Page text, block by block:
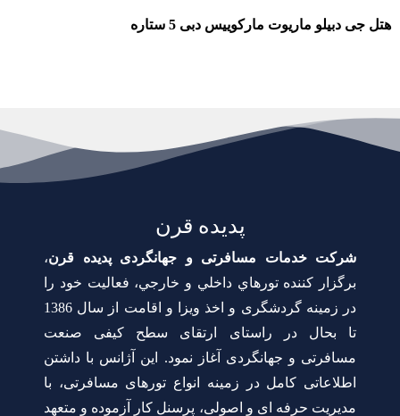
هتل جی دبیلو ماریوت مارکوییس دبی 5 ستاره
پدیده قرن
شرکت خدمات مسافرتی و جهانگردی پدیده قرن،
برگزار كننده تورهاي داخلي و خارجي، فعالیت خود را
در زمینه گردشگری و اخذ ویزا و اقامت از سال 1386
تا بحال در راستای ارتقای سطح کیفی صنعت
مسافرتی و جهانگردی آغاز نمود. این آژانس با داشتن
اطلاعاتی کامل در زمینه انواع تورهای مسافرتی، با
مدیریت حرفه ای و اصولی، پرسنل کار آزموده و متعهد